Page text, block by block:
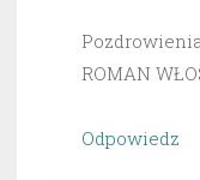
ROMAN
Odpowiedz